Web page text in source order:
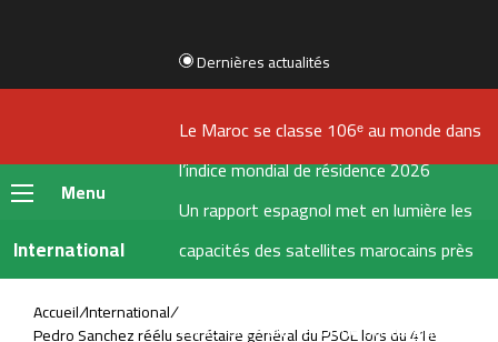
Dernières actualités
Le Maroc se classe 106ᵉ au monde dans
l’indice mondial de résidence 2026
Un rapport espagnol met en lumière les
capacités des satellites marocains près
du détroit de Gibraltar
CNSS lance une réforme stratégique de
Menu
International
Accueil/International/
Pedro Sanchez réélu secrétaire général du PSOE lors du 41e